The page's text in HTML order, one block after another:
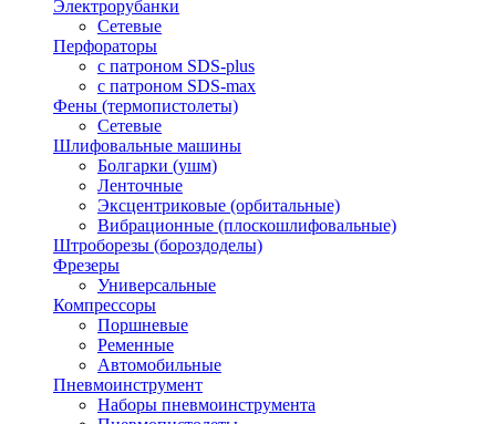
Электрорубанки
Сетевые
Перфораторы
с патроном SDS-plus
с патроном SDS-max
Фены (термопистолеты)
Сетевые
Шлифовальные машины
Болгарки (ушм)
Ленточные
Эксцентриковые (орбитальные)
Вибрационные (плоскошлифовальные)
Штроборезы (бороздоделы)
Фрезеры
Универсальные
Компрессоры
Поршневые
Ременные
Автомобильные
Пневмоинструмент
Наборы пневмоинструмента